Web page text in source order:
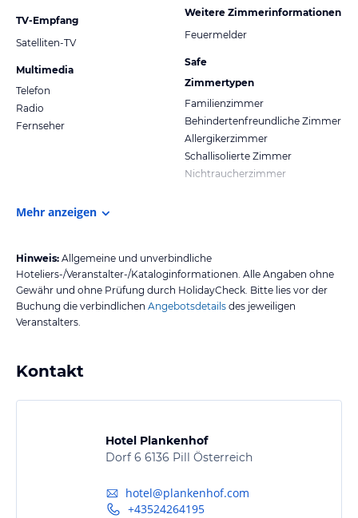
TV-Empfang
Satelliten-TV
Multimedia
Telefon
Radio
Fernseher
Weitere Zimmerinformationen
Feuermelder
Safe
Zimmertypen
Familienzimmer
Behindertenfreundliche Zimmer
Allergikerzimmer
Schallisolierte Zimmer
Nichtraucherzimmer
Mehr anzeigen
Hinweis: Allgemeine und unverbindliche
Hoteliers-/Veranstalter-/Kataloginformationen. Alle Angaben ohne
Gewähr und ohne Prüfung durch HolidayCheck. Bitte lies vor der
Buchung die verbindlichen Angebotsdetails des jeweiligen
Veranstalters.
Kontakt
Hotel Plankenhof
Dorf 6 6136 Pill Österreich
hotel@plankenhof.com
+43524264195